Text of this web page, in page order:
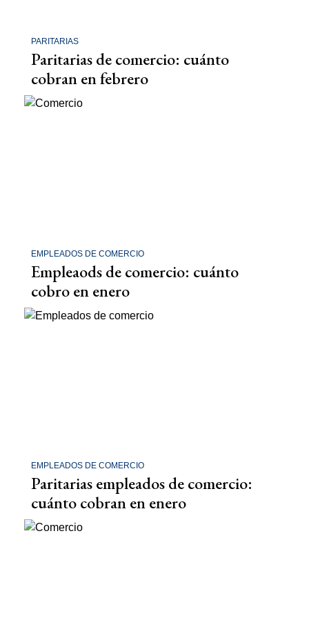
PARITARIAS
Paritarias de comercio: cuánto
cobran en febrero
EMPLEADOS DE COMERCIO
Empleaods de comercio: cuánto
cobro en enero
EMPLEADOS DE COMERCIO
Paritarias empleados de comercio:
cuánto cobran en enero